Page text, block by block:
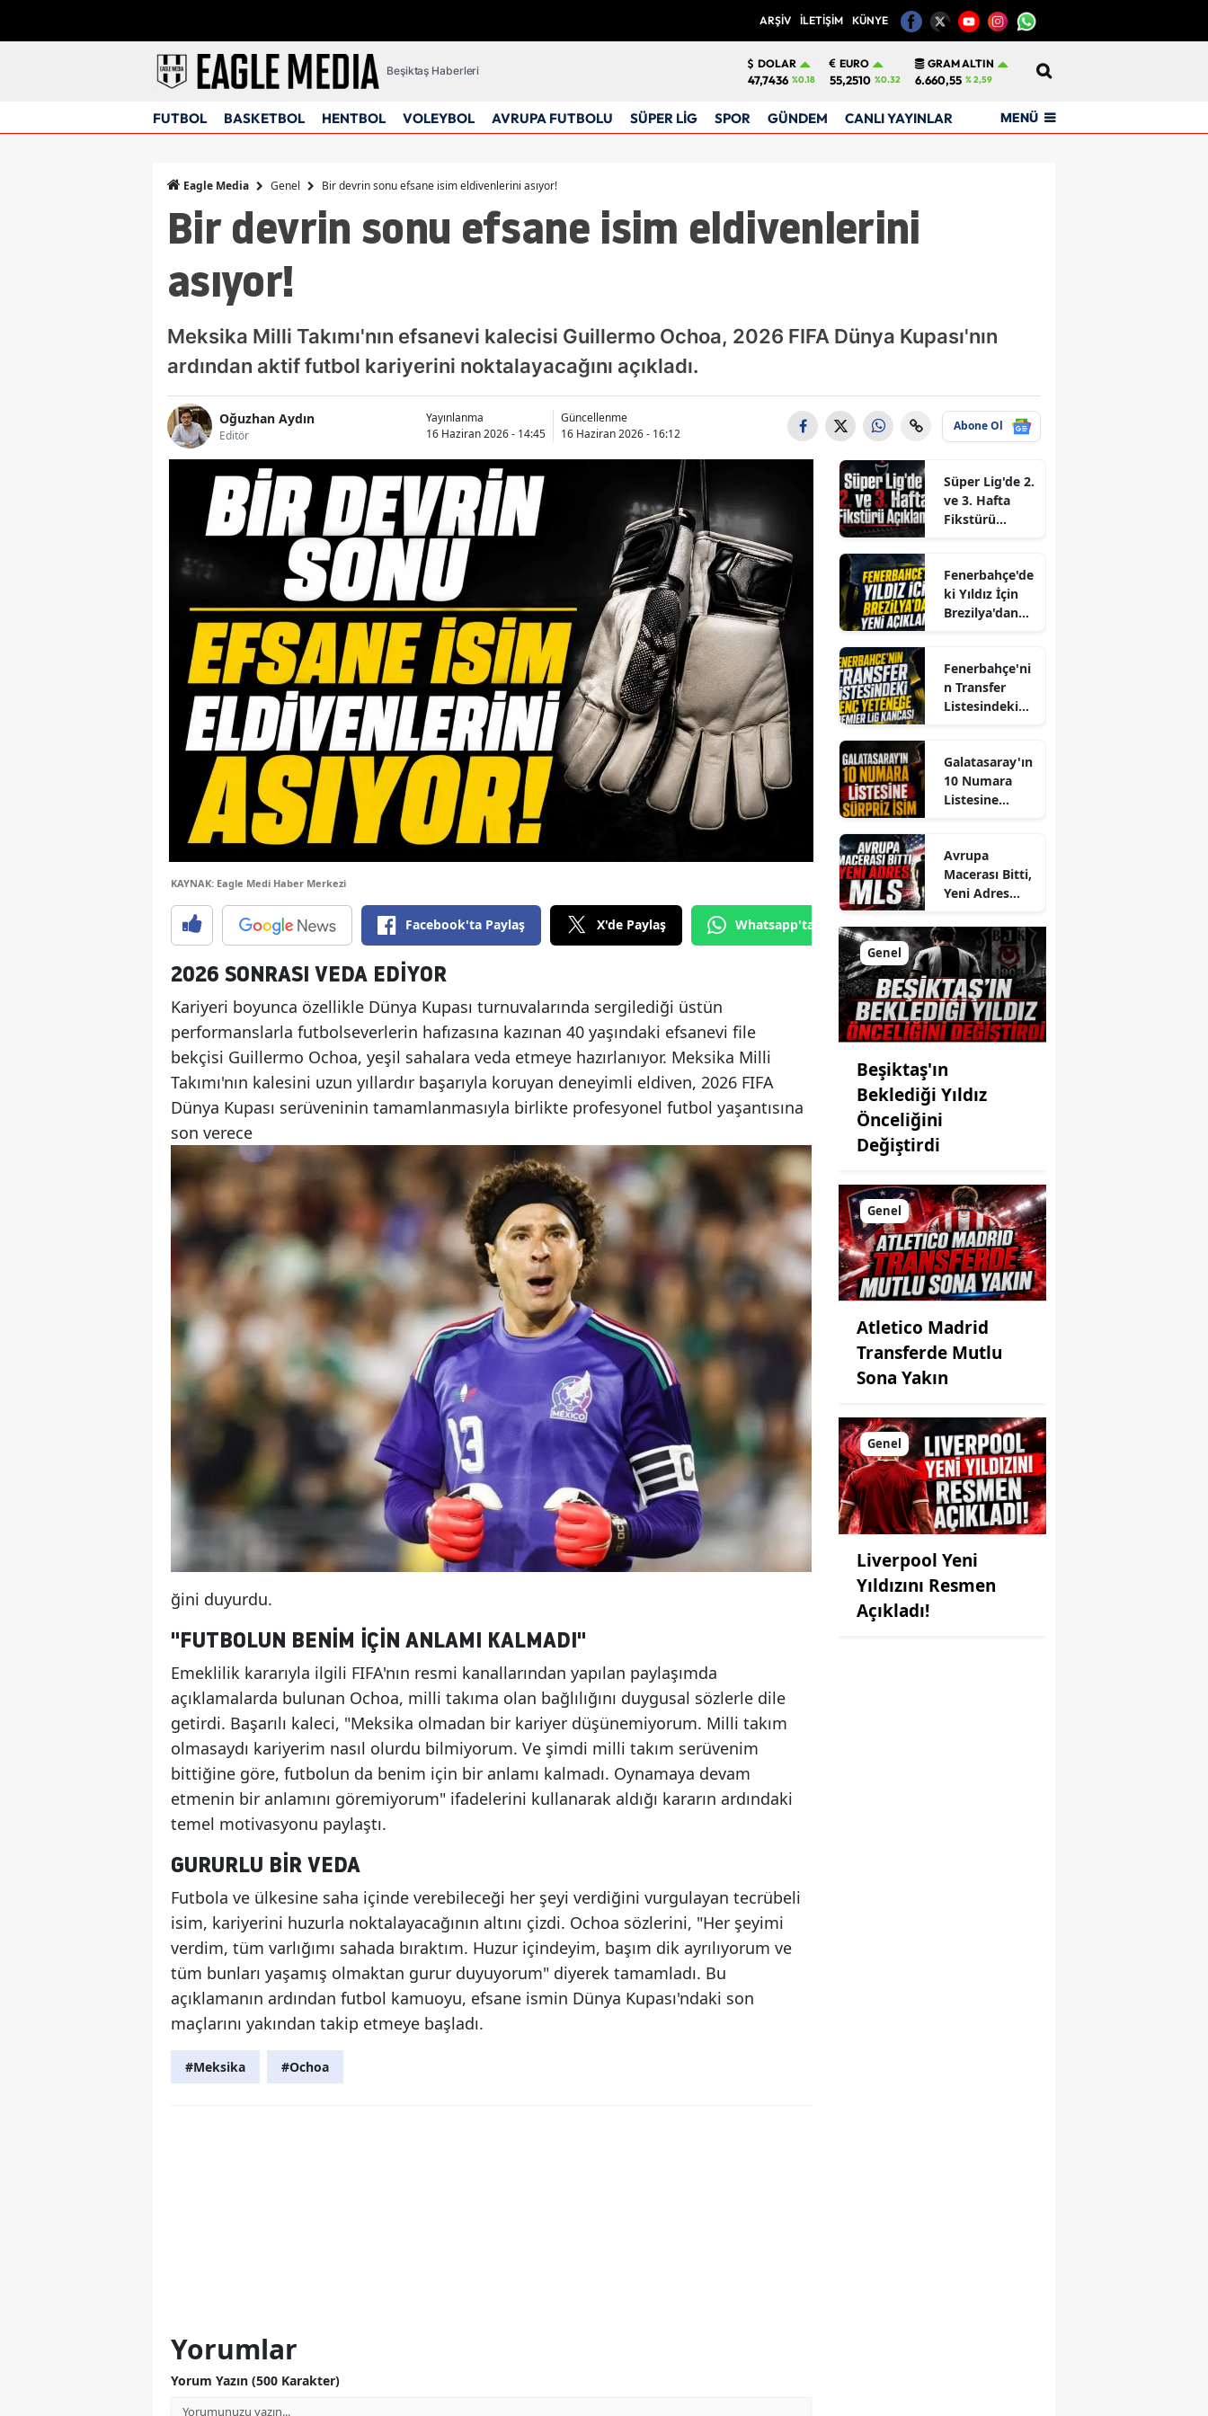
ARŞİV İLETİŞİM KÜNYE
Beşiktaş Haberleri
DOLAR
47,7436 %0.18
EURO
55,2510 %0.32
GRAM ALTIN
6.660,55 % 2,59
FUTBOL BASKETBOL HENTBOL VOLEYBOL AVRUPA FUTBOLU SÜPER LİG SPOR GÜNDEM CANLI YAYINLAR MENÜ
Eagle Media Genel Bir devrin sonu efsane isim eldivenlerini asıyor!
Bir devrin sonu efsane isim eldivenlerini
asıyor!
Meksika Milli Takımı'nın efsanevi kalecisi Guillermo Ochoa, 2026 FIFA Dünya Kupası'nın
ardından aktif futbol kariyerini noktalayacağını açıkladı.
Oğuzhan Aydın
Editör
Yayınlanma
16 Haziran 2026 - 14:45
Güncellenme
16 Haziran 2026 - 16:12
Abone Ol
KAYNAK: Eagle Medi Haber Merkezi
Facebook'ta Paylaş X'de Paylaş Whatsapp'tan Gönder
2026 SONRASI VEDA EDİYOR
Kariyeri boyunca özellikle Dünya Kupası turnuvalarında sergilediği üstün
performanslarla futbolseverlerin hafızasına kazınan 40 yaşındaki efsanevi file
bekçisi Guillermo Ochoa, yeşil sahalara veda etmeye hazırlanıyor. Meksika Milli
Takımı'nın kalesini uzun yıllardır başarıyla koruyan deneyimli eldiven, 2026 FIFA
Dünya Kupası serüveninin tamamlanmasıyla birlikte profesyonel futbol yaşantısına
son verece
ğini duyurdu.
"FUTBOLUN BENİM İÇİN ANLAMI KALMADI"
Emeklilik kararıyla ilgili FIFA'nın resmi kanallarından yapılan paylaşımda
açıklamalarda bulunan Ochoa, milli takıma olan bağlılığını duygusal sözlerle dile
getirdi. Başarılı kaleci, "Meksika olmadan bir kariyer düşünemiyorum. Milli takım
olmasaydı kariyerim nasıl olurdu bilmiyorum. Ve şimdi milli takım serüvenim
bittiğine göre, futbolun da benim için bir anlamı kalmadı. Oynamaya devam
etmenin bir anlamını göremiyorum" ifadelerini kullanarak aldığı kararın ardındaki
temel motivasyonu paylaştı.
GURURLU BİR VEDA
Futbola ve ülkesine saha içinde verebileceği her şeyi verdiğini vurgulayan tecrübeli
isim, kariyerini huzurla noktalayacağının altını çizdi. Ochoa sözlerini, "Her şeyimi
verdim, tüm varlığımı sahada bıraktım. Huzur içindeyim, başım dik ayrılıyorum ve
tüm bunları yaşamış olmaktan gurur duyuyorum" diyerek tamamladı. Bu
açıklamanın ardından futbol kamuoyu, efsane ismin Dünya Kupası'ndaki son
maçlarını yakından takip etmeye başladı.
#Meksika #Ochoa
Yorumlar
Yorum Yazın (500 Karakter)
Süper Lig'de 2.
ve 3. Hafta
Fikstürü
Fenerbahçe'de
ki Yıldız İçin
Brezilya'dan
Fenerbahçe'ni
n Transfer
Listesindeki
Kancası
Galatasaray'ın
10 Numara
Listesine
Avrupa
Macerası Bitti,
Yeni Adres
Genel
Beşiktaş'ın
Beklediği Yıldız
Önceliğini
Değiştirdi
Genel
Atletico Madrid
Transferde Mutlu
Sona Yakın
Genel
Liverpool Yeni
Yıldızını Resmen
Açıkladı!